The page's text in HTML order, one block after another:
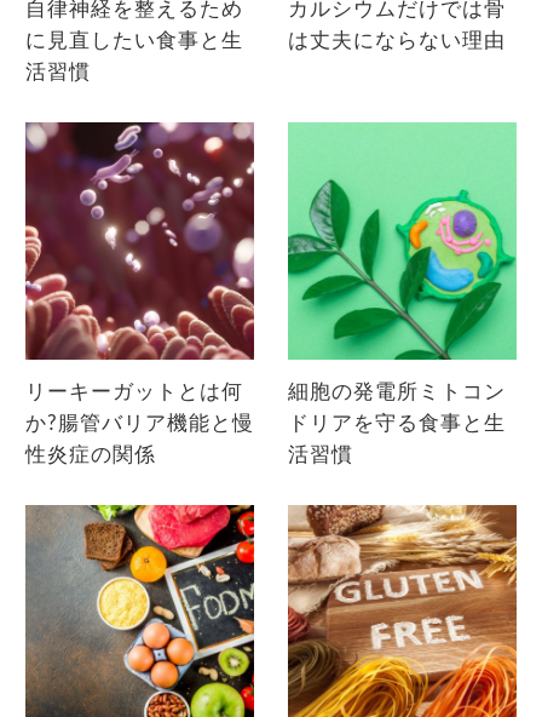
自律神経を整えるため
に見直したい食事と生
活習慣
カルシウムだけでは骨
は丈夫にならない理由
リーキーガットとは何
か?腸管バリア機能と慢
性炎症の関係
細胞の発電所ミトコン
ドリアを守る食事と生
活習慣